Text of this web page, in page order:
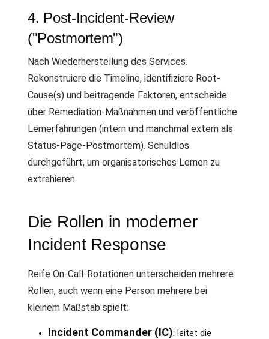
4. Post-Incident-Review
("Postmortem")
Nach Wiederherstellung des Services.
Rekonstruiere die Timeline, identifiziere Root-
Cause(s) und beitragende Faktoren, entscheide
über Remediation-Maßnahmen und veröffentliche
Lernerfahrungen (intern und manchmal extern als
Status-Page-Postmortem). Schuldlos
durchgeführt, um organisatorisches Lernen zu
extrahieren.
Die Rollen in moderner
Incident Response
Reife On-Call-Rotationen unterscheiden mehrere
Rollen, auch wenn eine Person mehrere bei
kleinem Maßstab spielt:
Incident Commander (IC): leitet die